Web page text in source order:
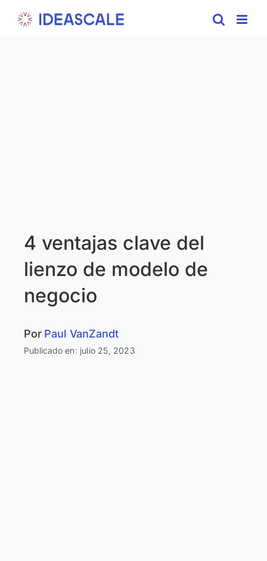
4 ventajas clave del
lienzo de modelo de
negocio
Por Paul VanZandt
Publicado en: julio 25, 2023